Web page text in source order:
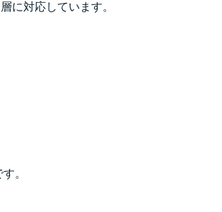
に対応しています。
。